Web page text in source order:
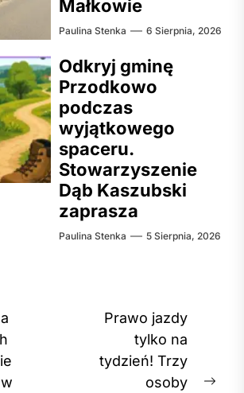
Małkowie
Paulina Stenka 6 Sierpnia, 2026
Odkryj gminę
Przodkowo
podczas
wyjątkowego
spaceru.
Stowarzyszenie
Dąb Kaszubski
zaprasza
Paulina Stenka 5 Sierpnia, 2026
Prawo jazdy
tylko na
tydzień! Trzy
osoby